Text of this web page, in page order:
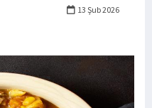
13 Şub 2026